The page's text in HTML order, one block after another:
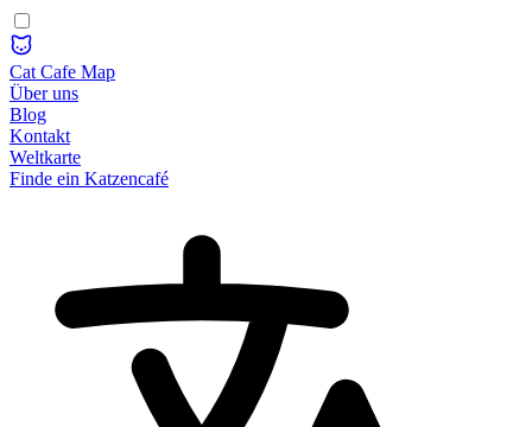
Cat Cafe Map
Über uns
Blog
Kontakt
Weltkarte
Finde ein Katzencafé